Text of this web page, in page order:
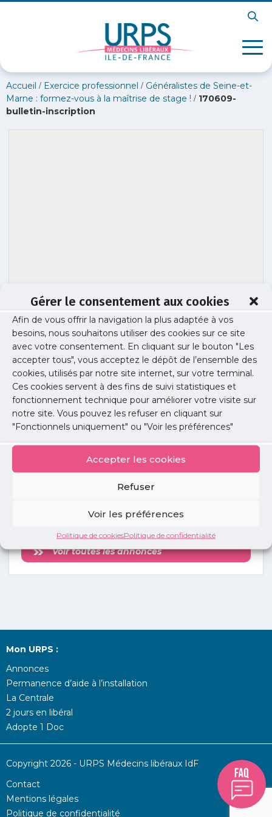
Gérer le consentement aux cookies
Afin de vous offrir la navigation la plus adaptée à vos
besoins, nous souhaitons utiliser des cookies sur ce site
avec votre consentement. En cliquant sur le bouton "Les
accepter tous", vous acceptez le dépôt de l’ensemble des
cookies, utilisés par notre site internet, sur votre terminal.
Ces cookies servent à des fins de suivi statistiques et
fonctionnement technique pour améliorer votre visite sur
notre site. Vous pouvez les refuser en cliquant sur
"Fonctionnels uniquement" ou "Voir les préférences"
Accepter les cookies
Refuser
Voir les préférences
Politique de cookiesPolitique de confidentialité
Accueil / Exercice professionnel / Généralistes de Seine-et-
Marne : formez-vous à la maîtrise de stage ! / 170609-
bulletin-inscription
170609-bulletin-inscription
Publié le :9 juin 2017
Partager cet article :
annonces
Voir toutes les annonces
Mon URPS :
Annonces
Permanence d’aide à l’installation
La Centrale
2 jours en libéral
Adopte 1 Doc
Copyright 2026 - URPS Médecins libéraux IdF
Contact
Mentions légales
Politique de confidentialité